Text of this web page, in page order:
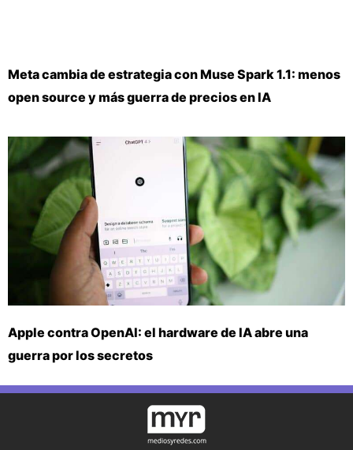
Meta cambia de estrategia con Muse Spark 1.1: menos
open source y más guerra de precios en IA
Apple contra OpenAI: el hardware de IA abre una
guerra por los secretos